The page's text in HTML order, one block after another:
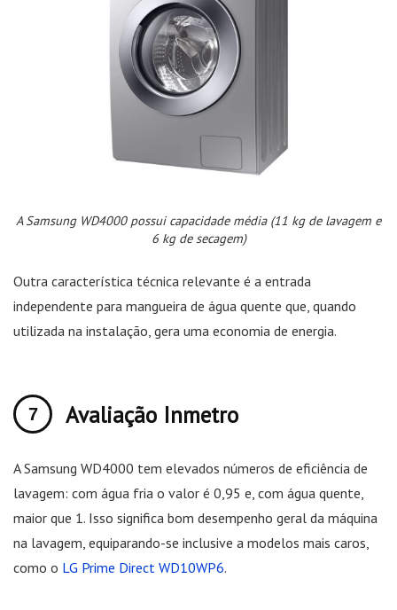
A Samsung WD4000 possui capacidade média (11 kg de lavagem e
6 kg de secagem)
Outra característica técnica relevante é a entrada
independente para mangueira de água quente que, quando
utilizada na instalação, gera uma economia de energia.
Avaliação Inmetro
A Samsung WD4000 tem elevados números de eficiência de
lavagem: com água fria o valor é 0,95 e, com água quente,
maior que 1. Isso significa bom desempenho geral da máquina
na lavagem, equiparando-se inclusive a modelos mais caros,
como o LG Prime Direct WD10WP6.